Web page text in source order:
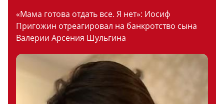
«Мама готова отдать все. Я нет»: Иосиф
Пригожин отреагировал на банкротство сына
Валерии Арсения Шульгина